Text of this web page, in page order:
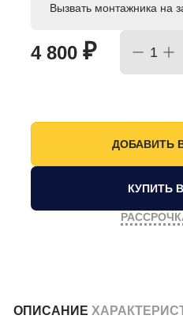
4 800 ₽
Вызвать монтажника на
КУПИТЬ
ОПИСАНИЕ